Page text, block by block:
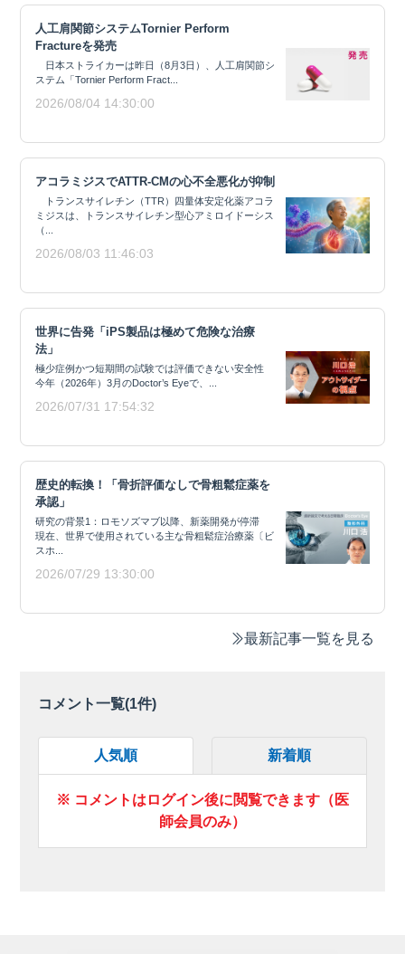
人工肩関節システムTornier Perform
Fractureを発売
日本ストライカーは昨日（8月3日）、人工肩関節シ
ステム「Tornier Perform Fract...
2026/08/04 14:30:00
アコラミジスでATTR-CMの心不全悪化が抑制
トランスサイレチン（TTR）四量体安定化薬アコラ
ミジスは、トランスサイレチン型心アミロイドーシス
（...
2026/08/03 11:46:03
世界に告発「iPS製品は極めて危険な治療
法」
極少症例かつ短期間の試験では評価できない安全性
今年（2026年）3月のDoctor’s Eyeで、...
2026/07/31 17:54:32
歴史的転換！「骨折評価なしで骨粗鬆症薬を
承認」
研究の背景1：ロモソズマブ以降、新薬開発が停滞
現在、世界で使用されている主な骨粗鬆症治療薬〔ビ
スホ...
2026/07/29 13:30:00
最新記事一覧を見る
コメント一覧(1件)
人気順 新着順
※ コメントはログイン後に閲覧できます（医
師会員のみ）